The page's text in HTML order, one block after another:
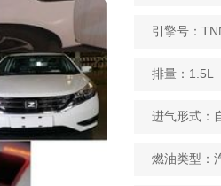
引擎号：
排量：1.5L
进气形式：
燃油类型：